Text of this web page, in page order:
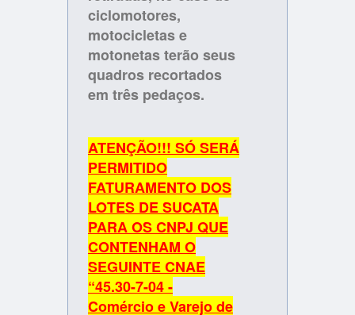
ciclomotores,
motocicletas e
motonetas terão seus
quadros recortados
em três pedaços.
ATENÇÃO!!! SÓ SERÁ
PERMITIDO
FATURAMENTO DOS
LOTES DE SUCATA
PARA OS CNPJ QUE
CONTENHAM O
SEGUINTE CNAE
“45.30-7-04 -
Comércio e Varejo de